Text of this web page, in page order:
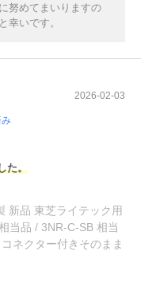
努めてまいりますの
幸いです。
2026-02-03
た。
新品 東芝ライテック用
当品 / 3NR-C-SB 相当
ネクター付きそのまま